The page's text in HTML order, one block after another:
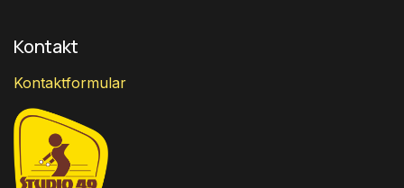
Kontakt
Kontaktformular